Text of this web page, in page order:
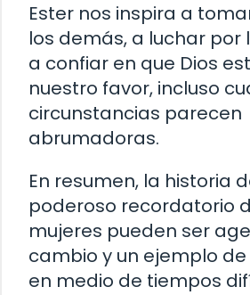
Ester nos inspira a
los demás, a luchar por
a confiar en que Dios
nuestro favor, incluso
circunstancias parecen
abrumadoras.
En resumen, la historia
poderoso recordatorio
mujeres pueden ser
cambio y un ejemplo
en medio de tiempos